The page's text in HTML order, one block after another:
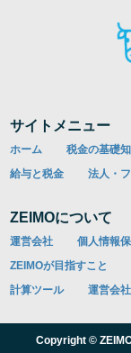
サイトメニュー
ホーム 税金の基礎
給与と税金
法人・
ZEIMOについて
運営会社 個人情報
ZEIMOが目指すこと
計算ツール
運営会
Copyright ©